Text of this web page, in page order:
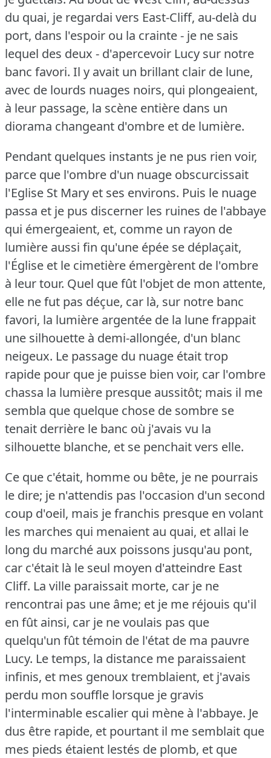
du quai, je regardai vers East-Cliff, au-delà du
port, dans l'espoir ou la crainte - je ne sais
lequel des deux - d'apercevoir Lucy sur notre
banc favori. Il y avait un brillant clair de lune,
avec de lourds nuages noirs, qui plongeaient,
à leur passage, la scène entière dans un
diorama changeant d'ombre et de lumière.
Pendant quelques instants je ne pus rien voir,
parce que l'ombre d'un nuage obscurcissait
l'Eglise St Mary et ses environs. Puis le nuage
passa et je pus discerner les ruines de l'abbaye
qui émergeaient, et, comme un rayon de
lumière aussi fin qu'une épée se déplaçait,
l'Église et le cimetière émergèrent de l'ombre
à leur tour. Quel que fût l'objet de mon attente,
elle ne fut pas déçue, car là, sur notre banc
favori, la lumière argentée de la lune frappait
une silhouette à demi-allongée, d'un blanc
neigeux. Le passage du nuage était trop
rapide pour que je puisse bien voir, car l'ombre
chassa la lumière presque aussitôt; mais il me
sembla que quelque chose de sombre se
tenait derrière le banc où j'avais vu la
silhouette blanche, et se penchait vers elle.
Ce que c'était, homme ou bête, je ne pourrais
le dire; je n'attendis pas l'occasion d'un second
coup d'oeil, mais je franchis presque en volant
les marches qui menaient au quai, et allai le
long du marché aux poissons jusqu'au pont,
car c'était là le seul moyen d'atteindre East
Cliff. La ville paraissait morte, car je ne
rencontrai pas une âme; et je me réjouis qu'il
en fût ainsi, car je ne voulais pas que
quelqu'un fût témoin de l'état de ma pauvre
Lucy. Le temps, la distance me paraissaient
infinis, et mes genoux tremblaient, et j'avais
perdu mon souffle lorsque je gravis
l'interminable escalier qui mène à l'abbaye. Je
dus être rapide, et pourtant il me semblait que
mes pieds étaient lestés de plomb, et que